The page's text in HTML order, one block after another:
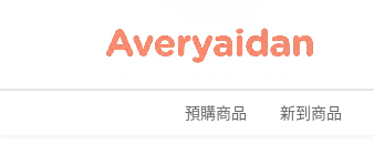
預購商品 新到商品